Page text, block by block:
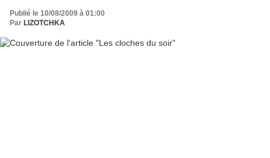
Publié le 10/08/2009 à 01:00
Par LIZOTCHKA